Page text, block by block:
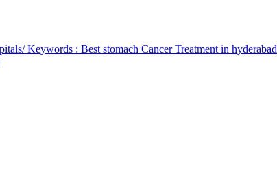
Keywords : Best stomach Cancer Treatment in hyderabad